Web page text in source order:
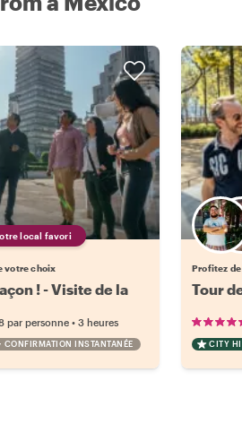
local favori
votre choix
! - Visite de la
par personne • 3 heures
CONFIRMATION INSTANTANÉE
Profitez
Tour
CITY